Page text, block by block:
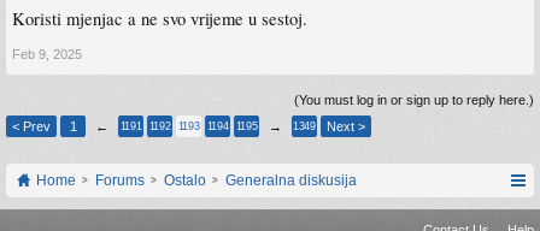
Koristi mjenjac a ne svo vrijeme u sestoj.
Feb 9, 2025
(You must log in or sign up to reply here.)
< Prev
1 ← 1191 1192 1193 1194 1195 → 1349 Next >
Home Forums Ostalo Generalna diskusija